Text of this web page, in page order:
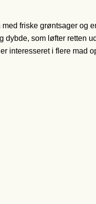
friske grøntsager og
som løfter retten
interesseret i flere mad